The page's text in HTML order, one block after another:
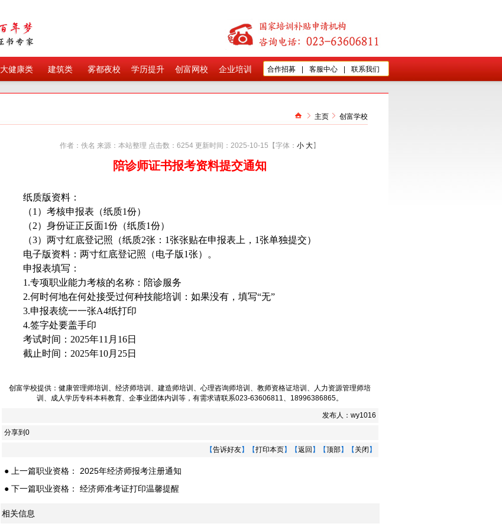
大健康类 建筑类 雾都夜校 学历提升 创富网校 企业培训 合作招募 客服中心 联系我们
主页 创富学校
作者：佚名 来源：本站整理 点击数： 6254 更新时间： 2025-10-15 【字体： 小 大】
陪诊师证书报考资料提交通知
纸质版资料：
（1）考核申报表（纸质1份）
（2）身份证正反面1份（纸质1份）
（3）两寸红底登记照（纸质2张：1张张贴在申报表上，1张单独提交）
电子版资料：两寸红底登记照（电子版1张）。
申报表填写：
1.专项职业能力考核的名称：陪诊服务
2.何时何地在何处接受过何种技能培训：如果没有，填写“无”
3.申报表统一一张A4纸打印
4.签字处要盖手印
考试时间： 2025年11月16日
截止时间： 2025年10月 25日
创富学校提供： 健康管理师培训 、 经济师培训 、 建造师培训 、 心理咨询师培训 、 教师资格证培训 、
人力资源管理师培
训 、 成人学历专科本科教育、 企事业团体内训 等，有需求请联系023-63606811、18996386865。
发布人： wy1016
分享到 0
【告诉好友】【打印本页】【返回 】【顶部】【 关闭 】
● 上一篇职业资格： 2025年经济师报考注册通知
● 下一篇职业资格： 经济师准考证打印温馨提醒
相关信息